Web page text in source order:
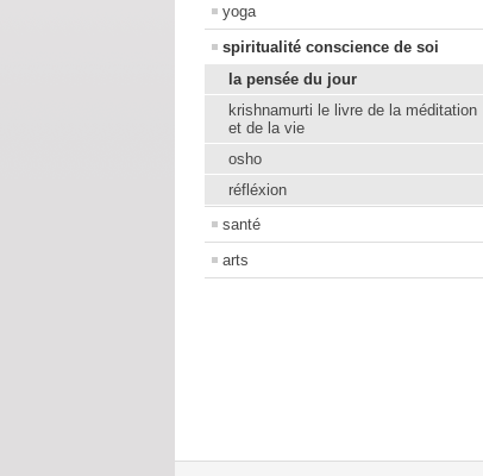
yoga
spiritualité conscience de soi
la pensée du jour
krishnamurti le livre de la méditation
et de la vie
osho
réfléxion
santé
arts